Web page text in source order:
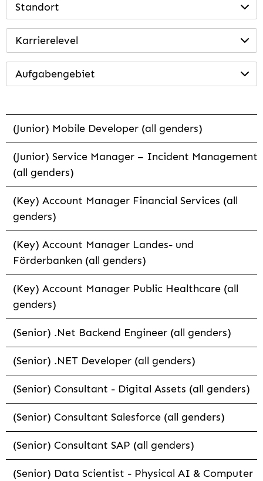
Standort
Karrierelevel
Aufgabengebiet
(Junior) Mobile Developer (all genders)
(Junior) Service Manager – Incident Management
(all genders)
(Key) Account Manager Financial Services (all
genders)
(Key) Account Manager Landes- und
Förderbanken (all genders)
(Key) Account Manager Public Healthcare (all
genders)
(Senior) .Net Backend Engineer (all genders)
(Senior) .NET Developer (all genders)
(Senior) Consultant - Digital Assets (all genders)
(Senior) Consultant Salesforce (all genders)
(Senior) Consultant SAP (all genders)
(Senior) Data Scientist - Physical AI & Computer